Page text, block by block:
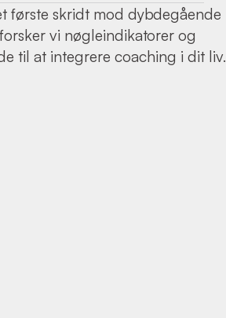
første skridt mod dybdegående
vi nøgleindikatorer og
til at integrere coaching i dit liv.